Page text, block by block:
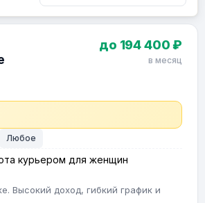
до 194 400 ₽
в месяц
Любое
курьером для женщин
Высокий доход, гибкий график и